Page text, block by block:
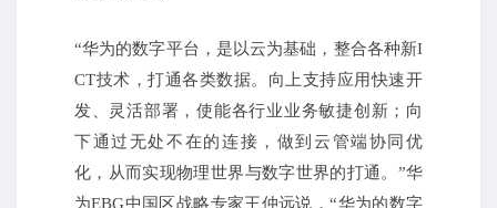
“华为的数字平台，是以云为基础，整合各种新I
CT技术，打通各类数据。 向上支持应用快速开
发、灵活部署，使能各行业业务敏捷创新； 向
下通过无处不在的连接，做到云管端协同优
化，从而实现物理世界与数字世界的打通。 ”华
为EBG中国区战略专家王仲远说，“华为的数字